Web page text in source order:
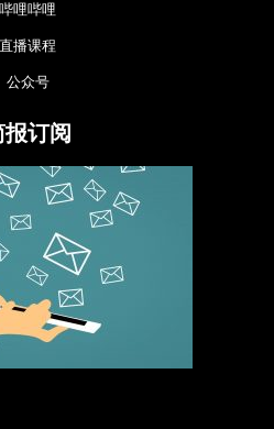
哔哩哔哩
直播课程
公众号
订阅